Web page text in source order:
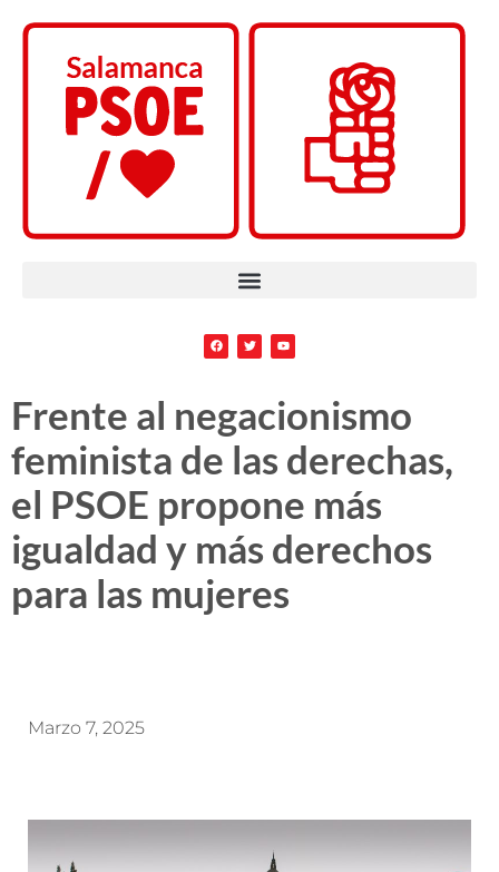
Frente al negacionismo
feminista de las derechas,
el PSOE propone más
igualdad y más derechos
para las mujeres
Marzo 7, 2025